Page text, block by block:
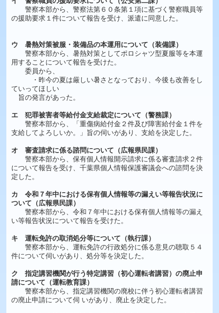
警察本部から、警察法第６０条第１項に基づく警察職員等
の援助要求１件について報告を受け、派遣に同意した。
ウ 暑熱対策被服・装備品の本運用について（装備課）
警察本部から、暑熱対策としてポロシャツ型夏服等を本運
用することについて報告を受けた。
委員から、
・昨今の夏は厳しい暑さとなっており、今後も改善をし
ていってほしい
旨の発言があった。
エ 犯罪被害者等給付金支給裁定について（警務課）
警察本部から、「重傷病給付金２件及び障害給付金１件を
支給してよろしいか。」旨の伺いがあり、支給を決定した。
オ 審査請求に係る諮問について（広報県民課）
警察本部から、保有個人情報開示請求に係る審査請求２件
について報告を受け、千葉県個人情報保護審議会への諮問を決
定した。
カ 令和７年中における保有個人情報等の漏えい等報告状況に
ついて（広報県民課）
警察本部から、令和７年中における保有個人情報等の漏え
い等報告状況について報告を受けた。
キ 運転免許の取消処分等について（執行課）
警察本部から、運転免許の行政処分に係る意見の聴取５４
件について伺いがあり、処分等を決定した。
ク 指定講習機関が行う特定講習（初心運転者講習）の廃止申
請について（運転教育課）
警察本部から、指定講習機関の廃校に伴う初心運転者講習
の廃止申請について伺 いがあり、廃止を決定した。